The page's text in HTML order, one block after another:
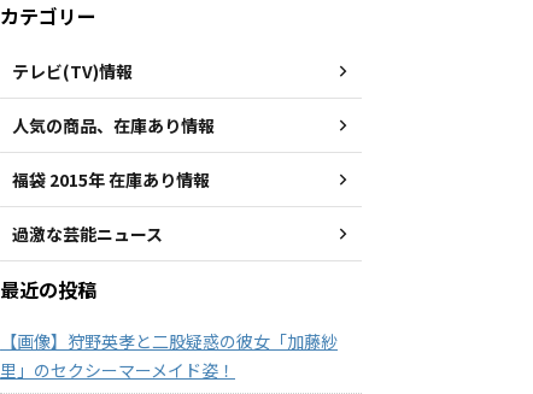
カテゴリー
テレビ(TV)情報
人気の商品、在庫あり情報
福袋 2015年 在庫あり情報
過激な芸能ニュース
最近の投稿
【画像】狩野英孝と二股疑惑の彼女「加藤紗
里」のセクシーマーメイド姿！